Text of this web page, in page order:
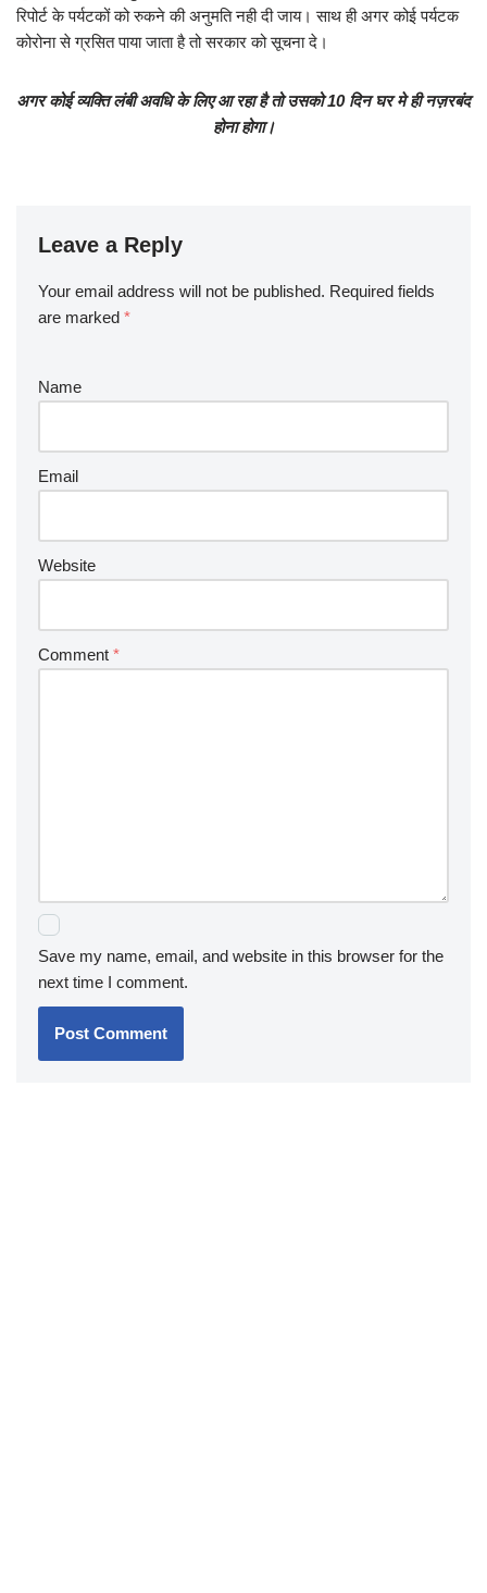
रिपोर्ट के पर्यटकों को रुकने की अनुमति नही दी जाय। साथ ही अगर कोई पर्यटक
कोरोना से ग्रसित पाया जाता है तो सरकार को सूचना दे।
अगर कोई व्यक्ति लंबी अवधि के लिए आ रहा है तो उसको 10 दिन घर मे ही नज़रबंद
होना होगा।
Leave a Reply
Your email address will not be published. Required fields
are marked *
Name
Email
Website
Comment *
Save my name, email, and website in this browser for the
next time I comment.